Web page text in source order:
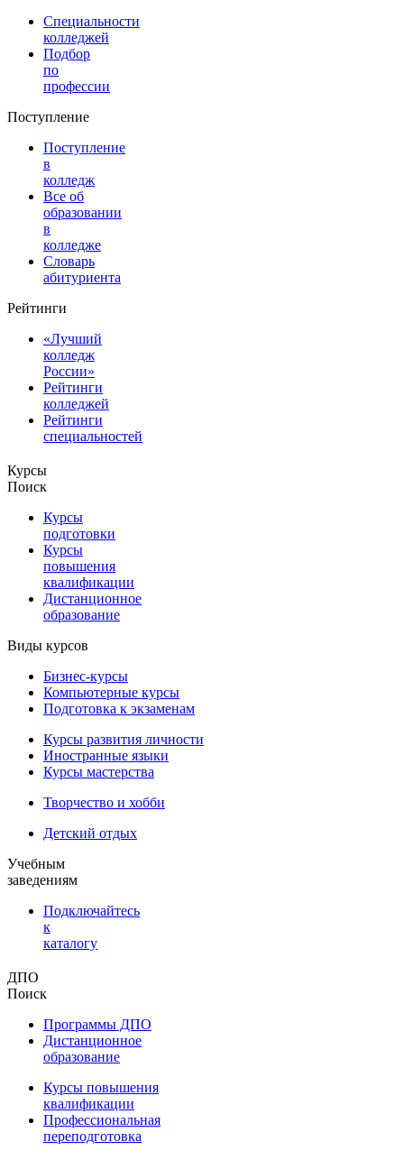
Специальности
колледжей
Подбор
по
профессии
Поступление
Поступление
в
колледж
Все об
образовании
в
колледже
Словарь
абитуриента
Рейтинги
«Лучший
колледж
России»
Рейтинги
колледжей
Рейтинги
специальностей
Курсы
Поиск
Курсы
подготовки
Курсы
повышения
квалификации
Дистанционное
образование
Виды курсов
Бизнес-курсы
Компьютерные курсы
Подготовка к экзаменам
Курсы развития личности
Иностранные языки
Курсы мастерства
Творчество и хобби
Детский отдых
Учебным
заведениям
Подключайтесь
к
каталогу
ДПО
Поиск
Программы ДПО
Дистанционное
образование
Курсы повышения
квалификации
Профессиональная
переподготовка